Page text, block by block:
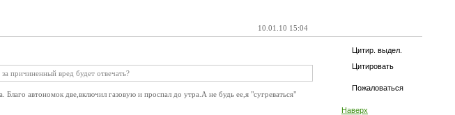
10.01.10 15:04
Цитир. выдел.
Цитировать
Пожаловаться
Наверх
причиненный вред будет отвечать?
автономок две,включил газовую и проспал до утра.А не будь ее,я "сугреваться"